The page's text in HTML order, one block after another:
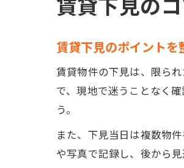
賃貸下見のポイント
賃貸物件の下見は、限ら
で、現地で迷うことなく
う。
また、下見当日は複数物
や写真で記録し、後から